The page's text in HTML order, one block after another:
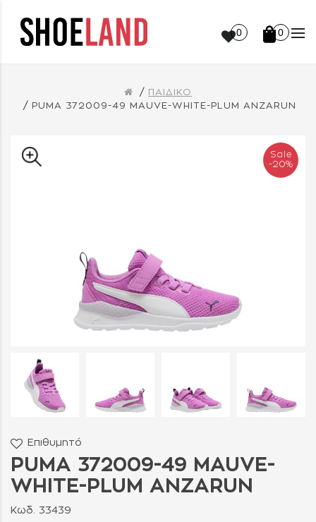
0 0
ΠΑΙΔΙΚΟ
PUMA 372009-49 MAUVE-WHITE-PLUM ANZARUN
Sale
-20%
Επιθυμητό
PUMA 372009-49 MAUVE-
WHITE-PLUM ANZARUN
Κωδ. 33439